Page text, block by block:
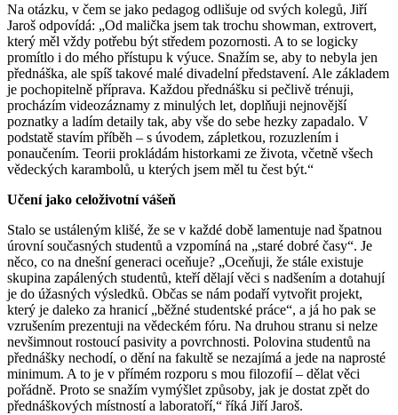
Na otázku, v čem se jako pedagog odlišuje od svých kolegů, Jiří
Jaroš odpovídá: „Od malička jsem tak trochu showman, extrovert,
který měl vždy potřebu být středem pozornosti. A to se logicky
promítlo i do mého přístupu k výuce. Snažím se, aby to nebyla jen
přednáška, ale spíš takové malé divadelní představení. Ale základem
je pochopitelně příprava. Každou přednášku si pečlivě trénuji,
procházím videozáznamy z minulých let, doplňuji nejnovější
poznatky a ladím detaily tak, aby vše do sebe hezky zapadalo. V
podstatě stavím příběh – s úvodem, zápletkou, rozuzlením i
ponaučením. Teorii prokládám historkami ze života, včetně všech
vědeckých karambolů, u kterých jsem měl tu čest být.“
Učení jako celoživotní vášeň
Stalo se ustáleným klišé, že se v každé době lamentuje nad špatnou
úrovní současných studentů a vzpomíná na „staré dobré časy“. Je
něco, co na dnešní generaci oceňuje? „Oceňuji, že stále existuje
skupina zapálených studentů, kteří dělají věci s nadšením a dotahují
je do úžasných výsledků. Občas se nám podaří vytvořit projekt,
který je daleko za hranicí „běžné studentské práce“, a já ho pak se
vzrušením prezentuji na vědeckém fóru. Na druhou stranu si nelze
nevšimnout rostoucí pasivity a povrchnosti. Polovina studentů na
přednášky nechodí, o dění na fakultě se nezajímá a jede na naprosté
minimum. A to je v přímém rozporu s mou filozofií – dělat věci
pořádně. Proto se snažím vymýšlet způsoby, jak je dostat zpět do
přednáškových místností a laboratoří,“ říká Jiří Jaroš.